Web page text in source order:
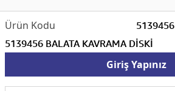
5139456
5139456 BALATA KAVRAMA DİSKİ
Giriş Yapınız